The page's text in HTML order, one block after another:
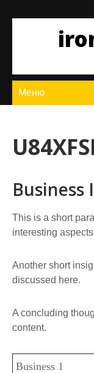
содержимому
Меню
Business
This is a short
interesting
Another short
discussed here.
A concluding
content.
Business 1